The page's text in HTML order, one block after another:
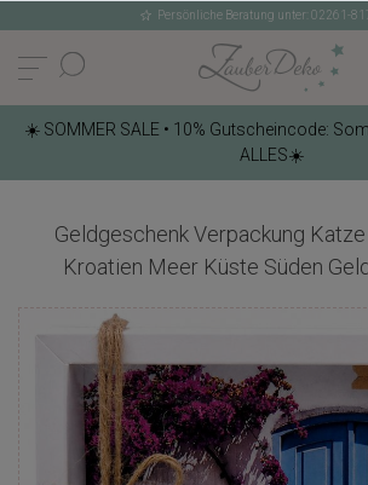
Persönliche Beratung unter: 02261-
☀️ SOMMER SALE • 10% Gutscheincode:
ALLES☀️
Geldgeschenk Verpackung
Kroatien Meer Küste Süden